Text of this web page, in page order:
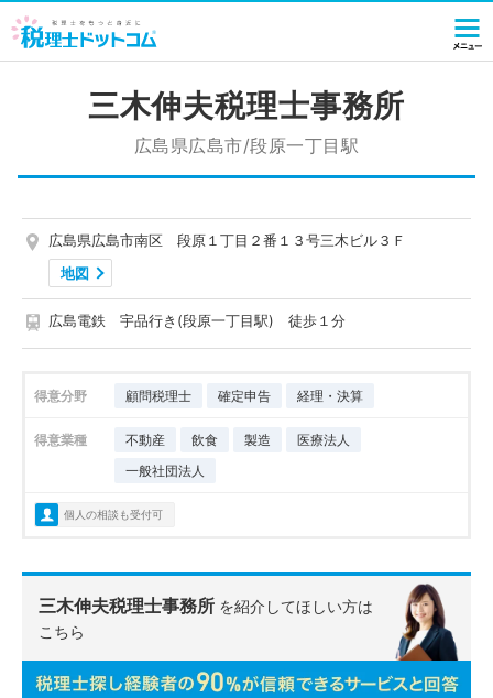
三木伸夫税理士事務所
広島県広島市/段原一丁目駅
広島県広島市南区 段原１丁目２番１３号三木ビル３Ｆ
地図
広島電鉄 宇品行き(段原一丁目駅) 徒歩１分
得意分野 顧問税理士 確定申告 経理・決算
得意業種 不動産 飲食 製造
医療法人
一般社団法人
個人の相談も受付可
三木伸夫税理士事務所 を紹介してほしい方は
こちら